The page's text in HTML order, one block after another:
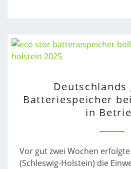
EI B
N B
Batteriespeicher
in
Vor gut zwei Wochen
(Schleswig-Holstein) die